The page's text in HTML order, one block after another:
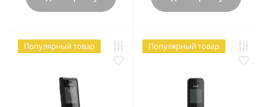
Популярный товар Популярный товар